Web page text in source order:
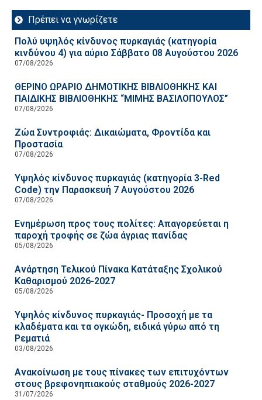
Πρέπει να γνωρίζετε
Πολύ υψηλός κίνδυνος πυρκαγιάς (κατηγορία
κινδύνου 4) για αύριο Σάββατο 08 Αυγούστου 2026
07/08/2026
ΘΕΡΙΝΟ ΩΡΑΡΙΟ ΔΗΜΟΤΙΚΗΣ ΒΙΒΛΙΟΘΗΚΗΣ ΚΑΙ
ΠΑΙΔΙΚΗΣ ΒΙΒΛΙΟΘΗΚΗΣ “ΜΙΜΗΣ ΒΑΣΙΛΟΠΟΥΛΟΣ”
07/08/2026
Ζώα Συντροφιάς: Δικαιώματα, Φροντίδα και
Προστασία
07/08/2026
Υψηλός κίνδυνος πυρκαγιάς (κατηγορία 3-Red
Code) την Παρασκευή 7 Αυγούστου 2026
07/08/2026
Ενημέρωση προς τους πολίτες: Απαγορεύεται η
παροχή τροφής σε ζώα άγριας πανίδας
05/08/2026
Ανάρτηση Τελικού Πίνακα Κατάταξης Σχολικού
Καθαρισμού 2026-2027
05/08/2026
Υψηλός κίνδυνος πυρκαγιάς- Προσοχή με τα
κλαδέματα και τα ογκώδη, ειδικά γύρω από τη
Ρεματιά
03/08/2026
Ανακοίνωση με τους πίνακες των επιτυχόντων
στους βρεφονηπιακούς σταθμούς 2026-2027
31/07/2026